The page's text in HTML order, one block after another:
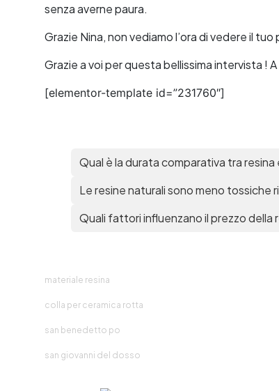
senza averne paura.
Grazie Nina, non vediamo l’ora di vedere il
Grazie a voi per questa bellissima intervista !
[elementor-template id=”231760″]
Qual è la durata comparativa tra
Le resine naturali sono meno
Quali fattori influenzano il prezzo della
materiale resina
colla per ceramica rotta
san benedetto po
san giovanni del dosso